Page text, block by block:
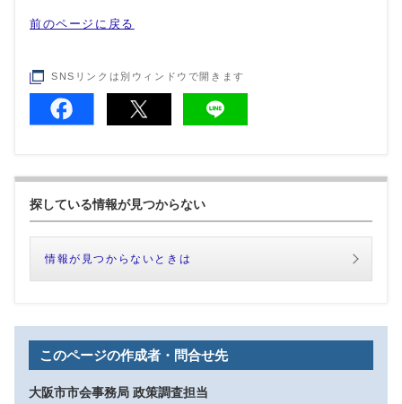
前のページに戻る
SNSリンクは別ウィンドウで開きます
探している情報が見つからない
情報が見つからないときは
このページの作成者・問合せ先
大阪市市会事務局 政策調査担当